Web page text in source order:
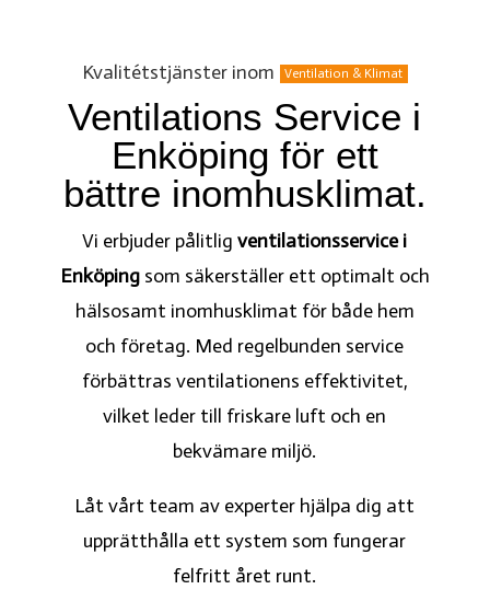
Kvalitétstjänster inom Ventilation & Klimat
Ventilations Service i
Enköping för ett
bättre inomhusklimat.
Vi erbjuder pålitligventilationsservice i
Enköpingsom säkerställer ett optimalt och
hälsosamt inomhusklimat för både hem
och företag. Med regelbunden service
förbättras ventilationens effektivitet,
vilket leder till friskare luft och en
bekvämare miljö.
Låt vårt team av experter hjälpa dig att
upprätthålla ett system som fungerar
felfritt året runt.